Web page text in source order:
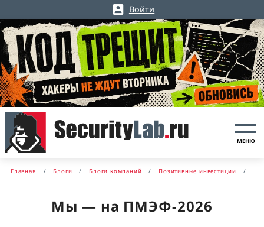
Войти
МЕНЮ
Главная Блоги Блоги компаний Позитивные инвестиции
Мы — на ПМЭФ-2026